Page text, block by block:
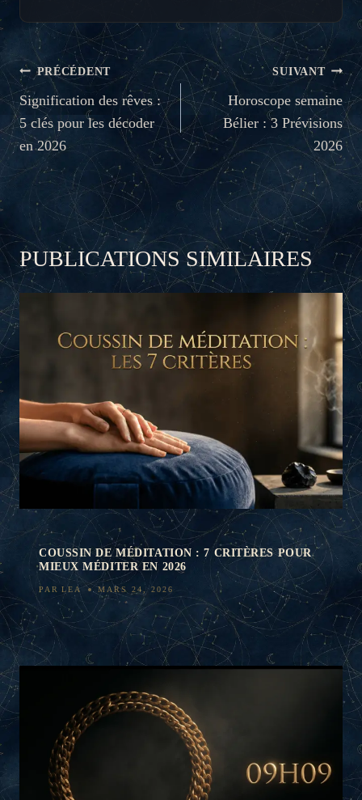
NAVIGATION
DE
L’ARTICLE
PRÉCÉDENT
Signification des rêves :
5 clés pour les décoder
en 2026
SUIVANT
Horoscope semaine
Bélier : 3 Prévisions
2026
PUBLICATIONS SIMILAIRES
COUSSIN DE MÉDITATION : 7 CRITÈRES POUR
MIEUX MÉDITER EN 2026
PAR LEA MARS 24, 2026